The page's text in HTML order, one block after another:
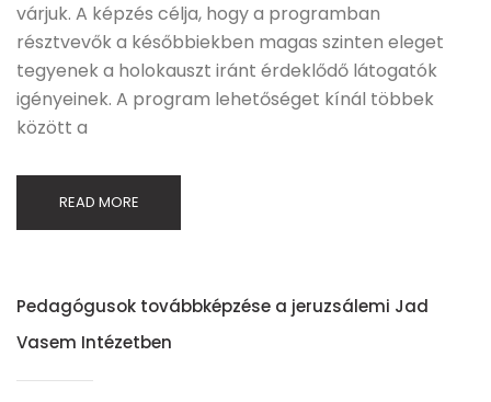
várjuk. A képzés célja, hogy a programban
résztvevők a későbbiekben magas szinten eleget
tegyenek a holokauszt iránt érdeklődő látogatók
igényeinek. A program lehetőséget kínál többek
között a
READ MORE
Pedagógusok továbbképzése a jeruzsálemi Jad
Vasem Intézetben